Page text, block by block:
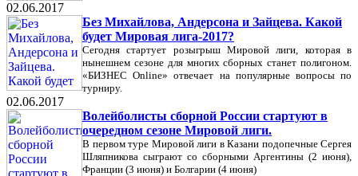
02.06.2017
Без Михайлова, Андерсона и Зайцева. Какой
будет Мировая лига-2017?
Сегодня стартует розыгрыш Мировой лиги, которая в
нынешнем сезоне для многих сборных станет полигоном.
«БИЗНЕС Online» отвечает на популярные вопросы по
турниру.
02.06.2017
Волейболисты сборной России стартуют в
очередном сезоне Мировой лиги.
В первом туре Мировой лиги в Казани подопечные Сергея
Шляпникова сыграют со сборными Аргентины (2 июня),
Франции (3 июня) и Болгарии (4 июня)